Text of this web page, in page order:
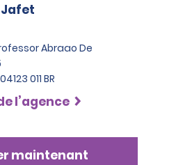
Abraao De
011 BR
l’agence
maintenant